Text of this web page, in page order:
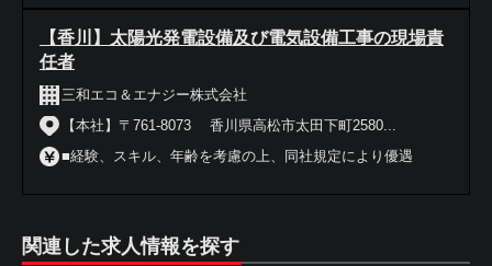
【香川】太陽光発電設備及び電気設備工事の現場責
任者
三和エコ＆エナジー株式会社
【本社】〒761-8073 香川県高松市太田下町2580...
■経験、スキル、年齢を考慮の上、同社規定により優遇
関連した求人情報を探す